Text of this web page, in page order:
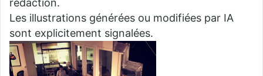
rédaction.
Les illustrations générées ou modifiées par IA
sont explicitement signalées.